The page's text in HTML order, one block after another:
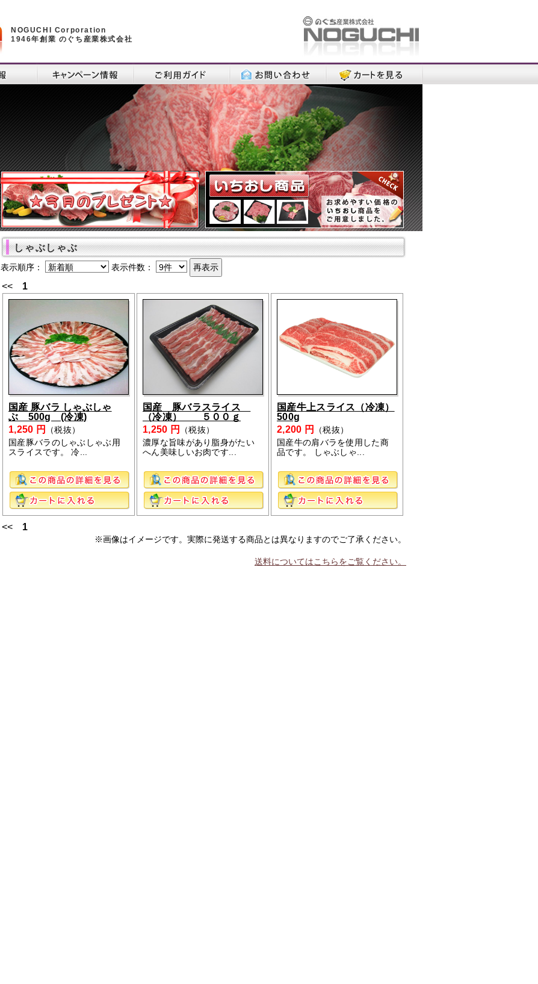
NOGUCHI Corporation
1946年創業 のぐち産業株式会社
しゃぶしゃぶ
表示順序： 表示件数：
<< 1
国産 豚バラ しゃぶしゃ
ぶ 500g (冷凍)
1,250 円
（税抜）
国産豚バラのしゃぶしゃぶ用
スライスです。 冷...
国産 豚バラスライス
（冷凍） ５００ｇ
1,250 円
（税抜）
濃厚な旨味があり脂身がたい
へん美味しいお肉です...
国産牛上スライス（冷凍）
500g
2,200 円
（税抜）
国産牛の肩バラを使用した商
品です。 しゃぶしゃ...
<< 1
※画像はイメージです。実際に発送する商品とは異なりますのでご了承ください。
送料についてはこちらをご覧ください。